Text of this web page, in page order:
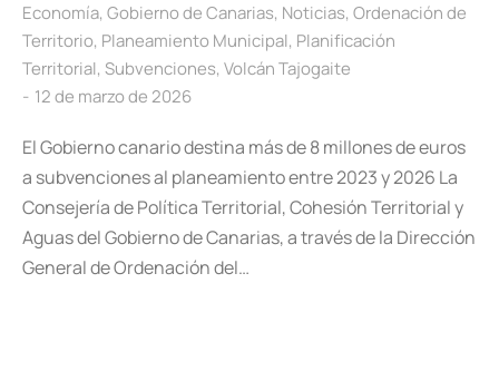
Economía, Gobierno de Canarias, Noticias, Ordenación de
Territorio, Planeamiento Municipal, Planificación
Territorial, Subvenciones, Volcán Tajogaite
12 de marzo de 2026
El Gobierno canario destina más de 8 millones de euros
a subvenciones al planeamiento entre 2023 y 2026 La
Consejería de Política Territorial, Cohesión Territorial y
Aguas del Gobierno de Canarias, a través de la Dirección
General de Ordenación del…